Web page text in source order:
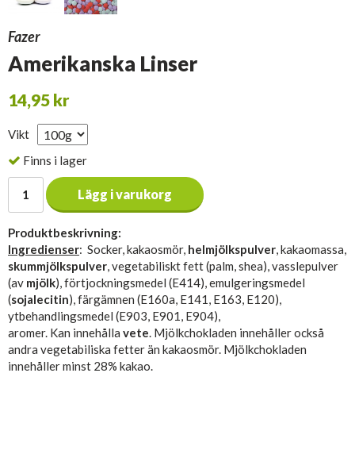
Fazer
Amerikanska Linser
14,95 kr
Vikt
Finns i lager
Lägg i varukorg
Produktbeskrivning:
Ingredienser: Socker, kakaosmör, helmjölkspulver, kakaomassa,
skummjölkspulver, vegetabiliskt fett (palm, shea), vasslepulver
(av mjölk), förtjockningsmedel (E414), emulgeringsmedel
(sojalecitin), färgämnen (E160a, E141, E163, E120),
ytbehandlingsmedel (E903, E901, E904),
aromer. Kan innehålla vete. Mjölkchokladen innehåller också
andra vegetabiliska fetter än kakaosmör. Mjölkchokladen
innehåller minst 28% kakao.